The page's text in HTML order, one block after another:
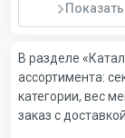
В разделе
ассортимента:
категории, вес
заказ с